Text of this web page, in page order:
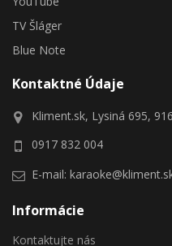
TV Šláger
Blue Note
Kontaktné Údaje
Kliment.sk, Lysiná 695,
0917 832 004
E-mail:
Informácie
Kontaktujte nás